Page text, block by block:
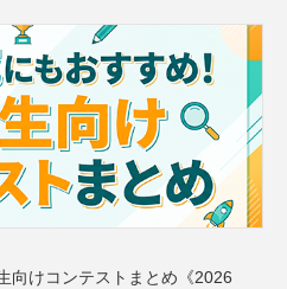
向けコンテストまとめ《2026